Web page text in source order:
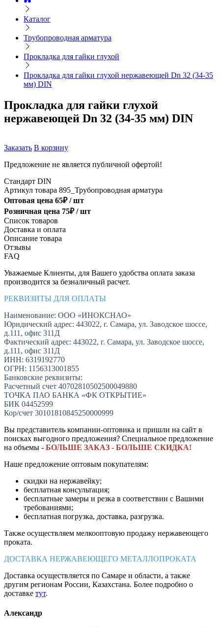
Каталог
Трубопроводная арматура
Прокладка для гайки глухой
Прокладка для гайки глухой нержавеющей Dn 32 (34-35
мм) DIN
Прокладка для гайки глухой
нержавеющей Dn 32 (34-35 мм) DIN
Заказать В корзину
Предложение не является публичной офертой!
Стандарт DIN
Артикул товара 895_Трубопроводная арматура
Оптовая цена 65₽ /шт
Розничная цена 75₽ /шт
Список товаров
Доставка и оплата
Описание товара
Отзывы
FAQ
Уважаемые Клиенты, для Вашего удобства оплата заказа
производится за безналичный расчет.
РЕКВИЗИТЫ ДЛЯ ОПЛАТЫ
Наименование: ООО «ИНОКСНАО»
Юридический адрес: 443022, г. Самара, ул. Заводское шоссе,
д.111, офис 311Д
Фактический адрес: 443022, г. Самара, ул. Заводское шоссе,
д.111, офис 311Д
ИНН: 6319192770
ОГРН: 1156313001855
Банковские реквизиты:
Расчетный счет 40702810502500049880
ТОЧКА ПАО БАНКА «ФК ОТКРЫТИЕ»
БИК 04452599
Кор/счет 30101810845250000999
Вы представитель компании-оптовика и пришли на сайт в
поисках выгодного предложения? Специальное предложение
на объемы - БОЛЬШЕ ЗАКАЗ - БОЛЬШЕ СКИДКА!
Наше предложение оптовым покупателям:
скидки на нержавейку;
бесплатная консультация;
бесплатные замеры и резка в соответствии с Вашими
требованиями;
бесплатная погрузка, доставка, разгрузка.
Также осуществляем мелкооптовую продажу нержавеющего
проката.
ДОСТАВКА НЕРЖАВЕЮЩЕГО МЕТАЛЛОПРОКАТА
Доставка осуществляется по Самаре и области, а также
другим регионам России, Казахстана. Более подробно о
доставке тут.
Александр